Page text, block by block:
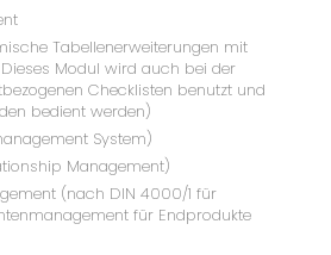
Tabellenerweiterungen mit
Dieses Modul wird auch bei der
Checklisten benutzt und
bedient werden)
System)
Management)
(nach DIN 4000/1 für
für Endprodukte